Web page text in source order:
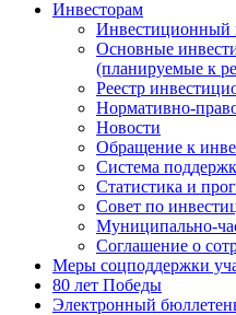
Инвесторам
Инвестиционный
Основные
(планируемые к
Реестр
Нормативно-
Новости
Обращение к
Система
Статистика и
Совет по
Муниципально-
Соглашение о
Меры соцподдержки
80 лет Победы
Электронный